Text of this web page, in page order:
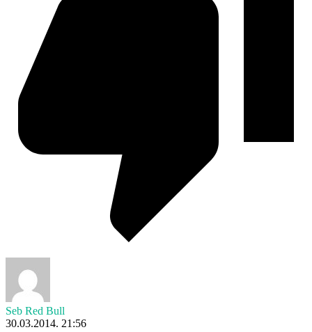
Seb Red Bull
30.03.2014. 21:56